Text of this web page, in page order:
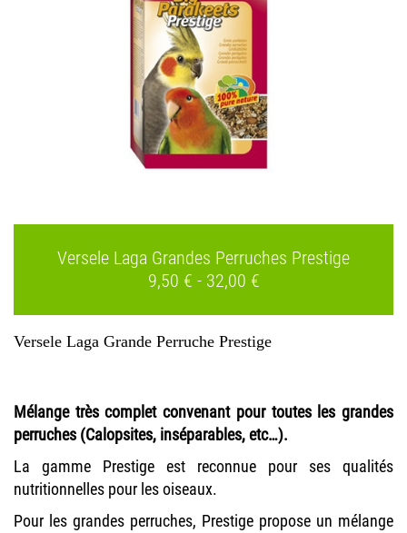
Versele Laga Grandes Perruches Prestige
9,50 € - 32,00 €
Versele Laga Grande Perruche Prestige
Mélange très complet convenant pour toutes les grandes
perruches (Calopsites, inséparables, etc…).
La gamme Prestige est reconnue pour ses qualités
nutritionnelles pour les oiseaux.
Pour les grandes perruches, Prestige propose un mélange